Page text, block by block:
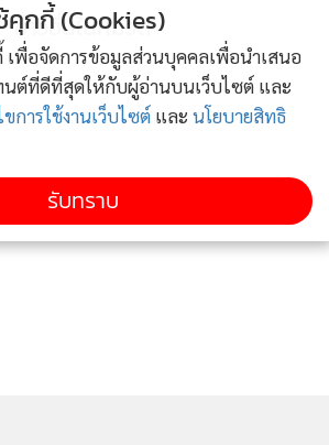
ข่าวอื่นในหมวด
คุกกี้ (Cookies)
เพื่อจัดการข้อมูลส่วนบุคคลเพื่อนำเสนอ
ต์ที่ดีที่สุดให้กับผู้อ่านบนเว็บไซต์ และ
ขการใช้งานเว็บไซต์ และ นโยบายสิทธิ
รับทราบ